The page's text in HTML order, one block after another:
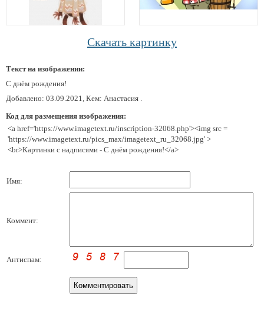
Скачать картинку
Текст на изображении:
С днём рождения!
Добавлено: 03.09.2021, Кем: Анастасия .
Код для размещения изображения:
<a href='https://www.imagetext.ru/inscription-32068.php'><img src =
'https://www.imagetext.ru/pics_max/imagetext_ru_32068.jpg' >
<br>Картинки с надписями - С днём рождения!</a>
Имя:
Коммент:
Антиспам: